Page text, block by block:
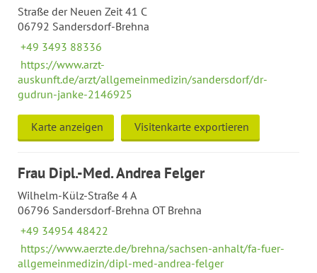
Straße der Neuen Zeit 41 C
06792 Sandersdorf-Brehna
+49 3493 88336
https://www.arzt-
auskunft.de/arzt/allgemeinmedizin/sandersdorf/dr-
gudrun-janke-2146925
Karte anzeigen Visitenkarte exportieren
Frau Dipl.-Med. Andrea Felger
Wilhelm-Külz-Straße 4 A
06796 Sandersdorf-Brehna OT Brehna
+49 34954 48422
https://www.aerzte.de/brehna/sachsen-anhalt/fa-fuer-
allgemeinmedizin/dipl-med-andrea-felger